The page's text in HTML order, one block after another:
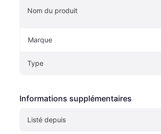
Nom du produit
Marque
Type
Informations supplémentaires
Listé depuis